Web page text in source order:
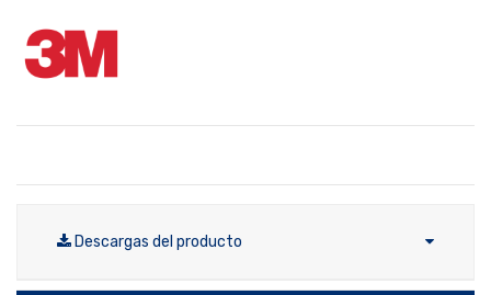
Descargas del producto